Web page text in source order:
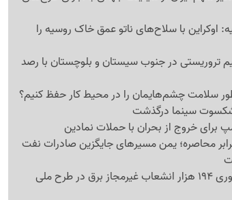
اوکراین با سلاح‌های ناتو عمق خاک روسیه را
تروریستی در جنوب سیستان و بلوچستان با رصد
سلامت چشم‌هایمان را در محیط کار حفظ کنیم؟
سینما درگذشت
برای خروج از بحران با حملات نمادین
محاصره؛ یمن مسیرهای جایگزین صادرات نفت
توانیر: جمع‌آوری 194 هزار انشعاب غیرمجاز برق در طرح ملی